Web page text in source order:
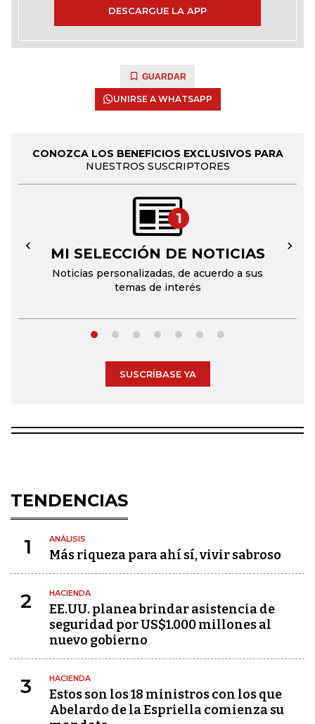
DESCARGUE LA APP
GUARDAR
UNIRSE A WHATSAPP
CONOZCA LOS BENEFICIOS EXCLUSIVOS PARA
NUESTROS SUSCRIPTORES
1
MI SELECCIÓN DE NOTICIAS
Noticias personalizadas, de acuerdo a sus
temas de interés
← →
SUSCRÍBASE YA
TENDENCIAS
1 ANÁLISIS
Más riqueza para ahí sí, vivir sabroso
2 HACIENDA
EE.UU. planea brindar asistencia de
seguridad por US$1.000 millones al
nuevo gobierno
3 HACIENDA
Estos son los 18 ministros con los que
Abelardo de la Espriella comienza su